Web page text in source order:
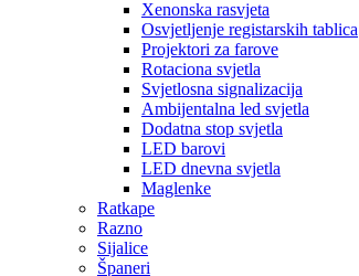
Xenonska rasvjeta
Osvjetljenje registarskih tablica
Projektori za farove
Rotaciona svjetla
Svjetlosna signalizacija
Ambijentalna led svjetla
Dodatna stop svjetla
LED barovi
LED dnevna svjetla
Maglenke
Ratkape
Razno
Sijalice
Španeri